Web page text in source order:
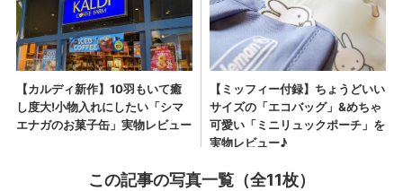
この記事の写真一覧（全11枚）